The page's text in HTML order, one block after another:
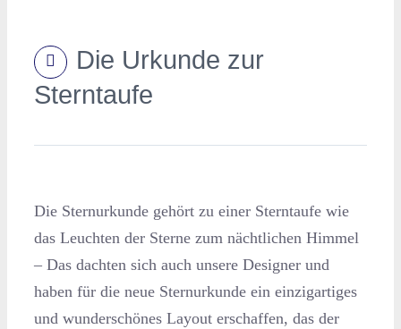
Die Urkunde zur
Sterntaufe
Die Sternurkunde gehört zu einer Sterntaufe wie
das Leuchten der Sterne zum nächtlichen Himmel
– Das dachten sich auch unsere Designer und
haben für die neue Sternurkunde ein einzigartiges
und wunderschönes Layout erschaffen, das der